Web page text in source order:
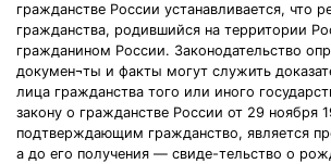
гражданстве России устанавливается, что
гражданства, родившийся на территории
гражданином России. Законодательство
докумен¬ты и факты могут служить
лица гражданства того или иного
закону о гражданстве России от 29 ноября
подтверждающим гражданство, является
а до его получения — свиде-тельство о